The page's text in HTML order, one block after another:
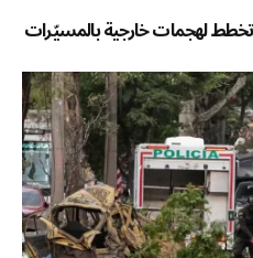
لهجمات خارجية بالمسيّرات